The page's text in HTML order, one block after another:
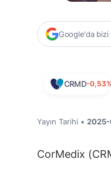
Google'da
CRMD-0,53%
Yayın Tarihi •
CorMedix